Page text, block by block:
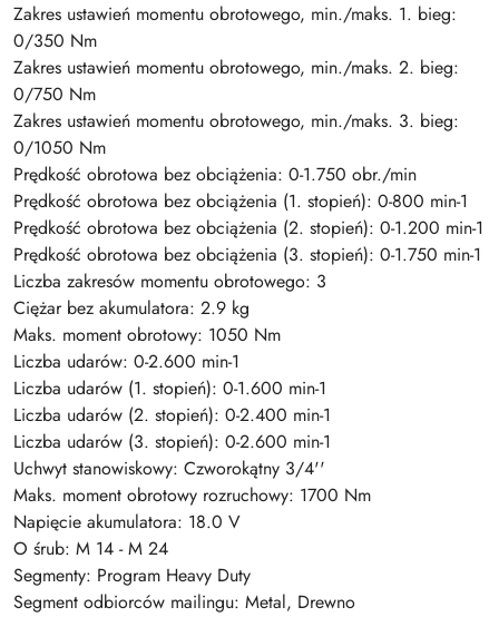
Zakres ustawień momentu obrotowego, min./maks. 1. bieg:
0/350 Nm
Zakres ustawień momentu obrotowego, min./maks. 2. bieg:
0/750 Nm
Zakres ustawień momentu obrotowego, min./maks. 3. bieg:
0/1050 Nm
Prędkość obrotowa bez obciążenia: 0-1.750 obr./min
Prędkość obrotowa bez obciążenia (1. stopień): 0-800 min-1
Prędkość obrotowa bez obciążenia (2. stopień): 0-1.200 min-1
Prędkość obrotowa bez obciążenia (3. stopień): 0-1.750 min-1
Liczba zakresów momentu obrotowego: 3
Ciężar bez akumulatora: 2.9 kg
Maks. moment obrotowy: 1050 Nm
Liczba udarów: 0-2.600 min-1
Liczba udarów (1. stopień): 0-1.600 min-1
Liczba udarów (2. stopień): 0-2.400 min-1
Liczba udarów (3. stopień): 0-2.600 min-1
Uchwyt stanowiskowy: Czworokątny 3/4''
Maks. moment obrotowy rozruchowy: 1700 Nm
Napięcie akumulatora: 18.0 V
O śrub: M 14 - M 24
Segmenty: Program Heavy Duty
Segment odbiorców mailingu: Metal, Drewno